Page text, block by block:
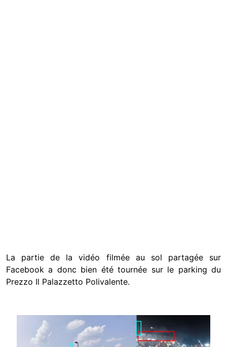
La partie de la vidéo filmée au sol partagée sur
Facebook a donc bien été tournée sur le parking du
Prezzo Il Palazzetto Polivalente.